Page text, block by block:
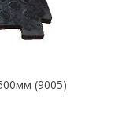
(9005)